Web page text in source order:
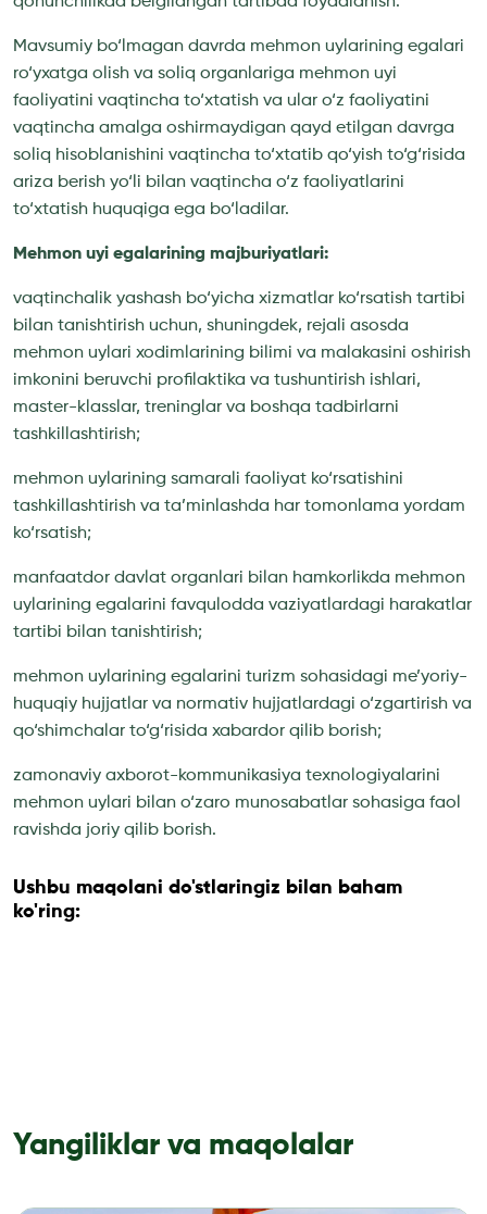
Mavsumiy bo‘lmagan davrda mehmon uylarining egalari
ro‘yxatga olish va soliq organlariga mehmon uyi
faoliyatini vaqtincha to‘xtatish va ular o‘z faoliyatini
vaqtincha amalga oshirmaydigan qayd etilgan davrga
soliq hisoblanishini vaqtincha to‘xtatib qo‘yish to‘g‘risida
ariza berish yo‘li bilan vaqtincha o‘z faoliyatlarini
to‘xtatish huquqiga ega bo‘ladilar.
Mehmon uyi egalarining majburiyatlari:
vaqtinchalik yashash bo‘yicha xizmatlar ko‘rsatish tartibi
bilan tanishtirish uchun, shuningdek, rejali asosda
mehmon uylari xodimlarining bilimi va malakasini oshirish
imkonini beruvchi profilaktika va tushuntirish ishlari,
master-klasslar, treninglar va boshqa tadbirlarni
tashkillashtirish;
mehmon uylarining samarali faoliyat ko‘rsatishini
tashkillashtirish va ta’minlashda har tomonlama yordam
ko‘rsatish;
manfaatdor davlat organlari bilan hamkorlikda mehmon
uylarining egalarini favqulodda vaziyatlardagi harakatlar
tartibi bilan tanishtirish;
mehmon uylarining egalarini turizm sohasidagi me’yoriy-
huquqiy hujjatlar va normativ hujjatlardagi o‘zgartirish va
qo‘shimchalar to‘g‘risida xabardor qilib borish;
zamonaviy axborot-kommunikasiya texnologiyalarini
mehmon uylari bilan o‘zaro munosabatlar sohasiga faol
ravishda joriy qilib borish.
Ushbu maqolani do'stlaringiz bilan baham
ko'ring:
Yangiliklar va maqolalar